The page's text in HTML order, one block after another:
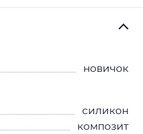
новичок
силикон
композит